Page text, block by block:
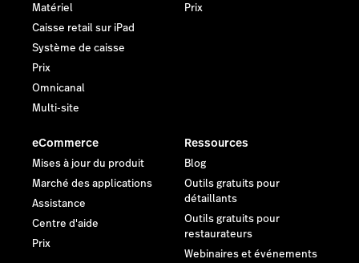
Matériel
Caisse retail sur iPad
Système de caisse
Prix
Omnicanal
Multi-site
Prix
eCommerce
Mises à jour du produit
Marché des applications
Assistance
Centre d'aide
Prix
Ressources
Blog
Outils gratuits pour
détaillants
Outils gratuits pour
restaurateurs
Webinaires et événements